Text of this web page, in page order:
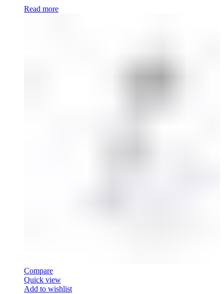
Read more
Compare
Quick view
Add to wishlist